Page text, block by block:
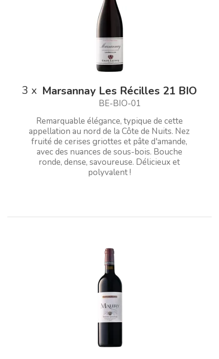
3 x Marsannay Les Récilles 21 BIO
BE-BIO-01
Remarquable élégance, typique de cette
appellation au nord de la Côte de Nuits. Nez
fruité de cerises griottes et pâte d'amande,
avec des nuances de sous-bois. Bouche
ronde, dense, savoureuse. Délicieux et
polyvalent !